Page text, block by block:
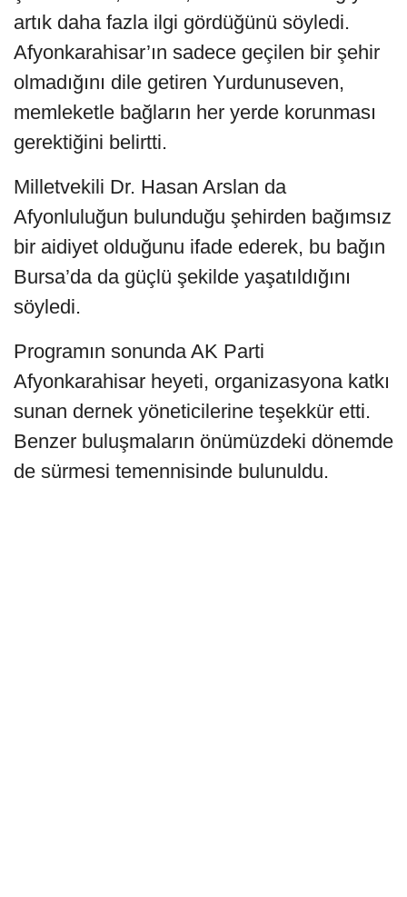
artık daha fazla ilgi gördüğünü söyledi.
Afyonkarahisar’ın sadece geçilen bir şehir
olmadığını dile getiren Yurdunuseven,
memleketle bağların her yerde korunması
gerektiğini belirtti.
Milletvekili Dr. Hasan Arslan da
Afyonluluğun bulunduğu şehirden bağımsız
bir aidiyet olduğunu ifade ederek, bu bağın
Bursa’da da güçlü şekilde yaşatıldığını
söyledi.
Programın sonunda AK Parti
Afyonkarahisar heyeti, organizasyona katkı
sunan dernek yöneticilerine teşekkür etti.
Benzer buluşmaların önümüzdeki dönemde
de sürmesi temennisinde bulunuldu.